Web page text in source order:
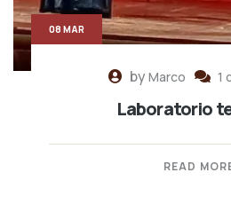
byMarco 1
Laboratorio
READ
08 MAR